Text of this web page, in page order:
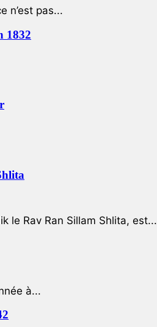
n’est pas...
1832
le Rav Ran Sillam Shlita, est...
à...